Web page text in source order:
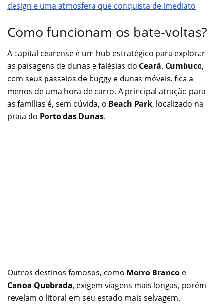
design e uma atmosfera que conquista de imediato
Como funcionam os bate-voltas?
A capital cearense é um hub estratégico para explorar
as paisagens de dunas e falésias do Ceará. Cumbuco,
com seus passeios de buggy e dunas móveis, fica a
menos de uma hora de carro. A principal atração para
as famílias é, sem dúvida, o Beach Park, localizado na
praia do Porto das Dunas.
Outros destinos famosos, como Morro Branco e
Canoa Quebrada, exigem viagens mais longas, porém
revelam o litoral em seu estado mais selvagem.